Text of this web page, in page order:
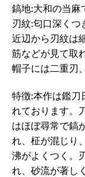
鎬地:大和の当麻
刃紋:匂口深くつ
近辺から刃紋は
筋などが見て取
帽子には二重刃
特徴:本作は鑑刀
れております。
はほぼ尋常で鎬
れ、柾が混じり
沸がよくつく。
れ、砂流が著し